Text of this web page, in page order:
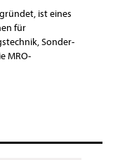
ist eines
für
Sonder-
MRO-